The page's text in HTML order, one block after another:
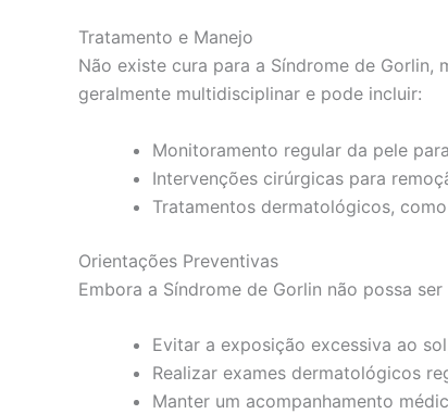
Tratamento e Manejo
Não existe cura para a Síndrome de
geralmente multidisciplinar e pode incluir:
Monitoramento regular da pele
Intervenções cirúrgicas para
Tratamentos dermatológicos,
Orientações Preventivas
Embora a Síndrome de Gorlin não possa
Evitar a exposição excessiva ao
Realizar exames dermatológicos
Manter um acompanhamento